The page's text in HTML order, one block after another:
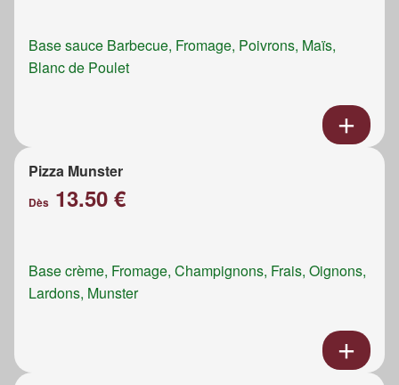
Base sauce Barbecue, Fromage, Poivrons, Maïs,
Blanc de Poulet
Pizza Munster
Dès 13.50 €
Base crème, Fromage, Champignons, Frais, Oignons,
Lardons, Munster